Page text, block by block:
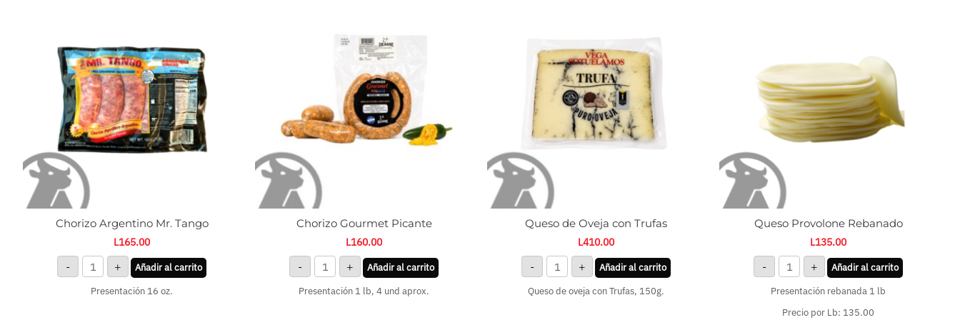
Chorizo Argentino Mr. Tango
L165.00
- +
Añadir al carrito
Presentación 16 oz.
Chorizo Gourmet Picante
L160.00
- +
Añadir al carrito
Presentación 1 lb, 4 und aprox.
Queso de Oveja con Trufas
L410.00
- +
Añadir al carrito
Queso de oveja con Trufas, 150g.
Queso Provolone Rebanado
L135.00
- +
Añadir al carrito
Presentación rebanada 1 lb
Precio por Lb: 135.00